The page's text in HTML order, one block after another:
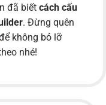
đã biết cách cấu
. Đừng quên
không bỏ lỡ
nhé!